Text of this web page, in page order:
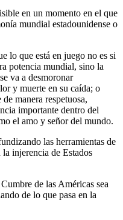
en un momento en el que
mundial estadounidense o
lo que está en juego no es si
potencia mundial, sino la
va a desmoronar
y muerte en su caída; o
manera respetuosa,
importante dentro del
el amo y señor del mundo.
las herramientas de
injerencia de Estados
de las Américas sea
de lo que pasa en la